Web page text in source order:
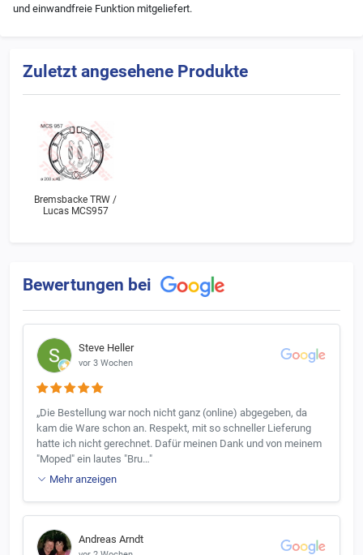
und einwandfreie Funktion mitgeliefert.
Zuletzt angesehene Produkte
Bremsbacke TRW /
Lucas MCS957
Bewertungen bei
Steve Heller
vor 3 Wochen
„Die Bestellung war noch nicht ganz (online) abgegeben, da
kam die Ware schon an. Respekt, mit so schneller Lieferung
hatte ich nicht gerechnet. Dafür meinen Dank und von meinem
"Moped" ein lautes "Bru…"
Mehr anzeigen
Andreas Arndt